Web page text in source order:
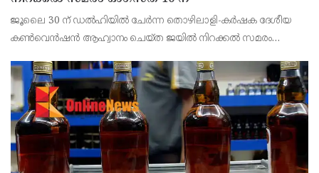
ജൂലൈ 30 ന് ഡൽഹിയിൽ ചേർന്ന തൊഴിലാളി-കർഷക ദേശീയ
കൺവെൻഷൻ ആഹ്വാനം ചെയ്ത ജയിൽ നിറക്കൽ സമരം
തൊഴിലാളി സംഘടനകളുടെ സംയുക്ത ജില്ലാ സമിതി
തീരുമാനിച്ചു.ഇതിന്റെ ഭാഗമായ